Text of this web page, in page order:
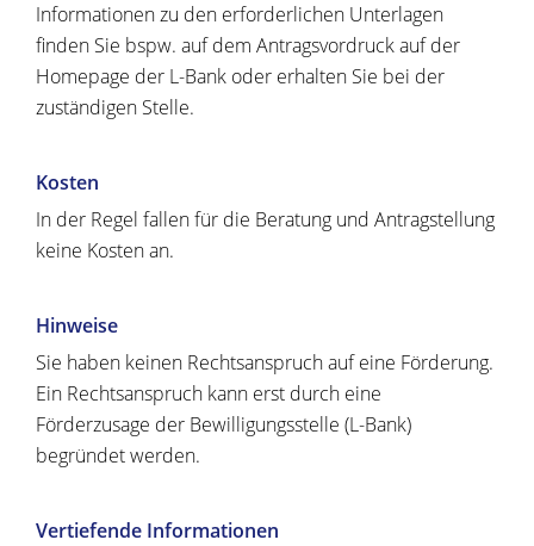
Informationen zu den erforderlichen Unterlagen
finden Sie bspw. auf dem Antragsvordruck auf der
Homepage der L-Bank oder erhalten Sie bei der
zuständigen Stelle.
Kosten
In der Regel fallen für die Beratung und Antragstellung
keine Kosten an.
Hinweise
Sie haben keinen Rechtsanspruch auf eine Förderung.
Ein Rechtsanspruch kann erst durch eine
Förderzusage der Bewilligungsstelle (L-Bank)
begründet werden.
Vertiefende Informationen